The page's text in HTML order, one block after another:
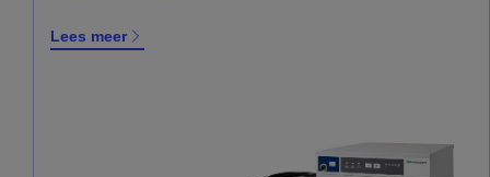
Lees meer